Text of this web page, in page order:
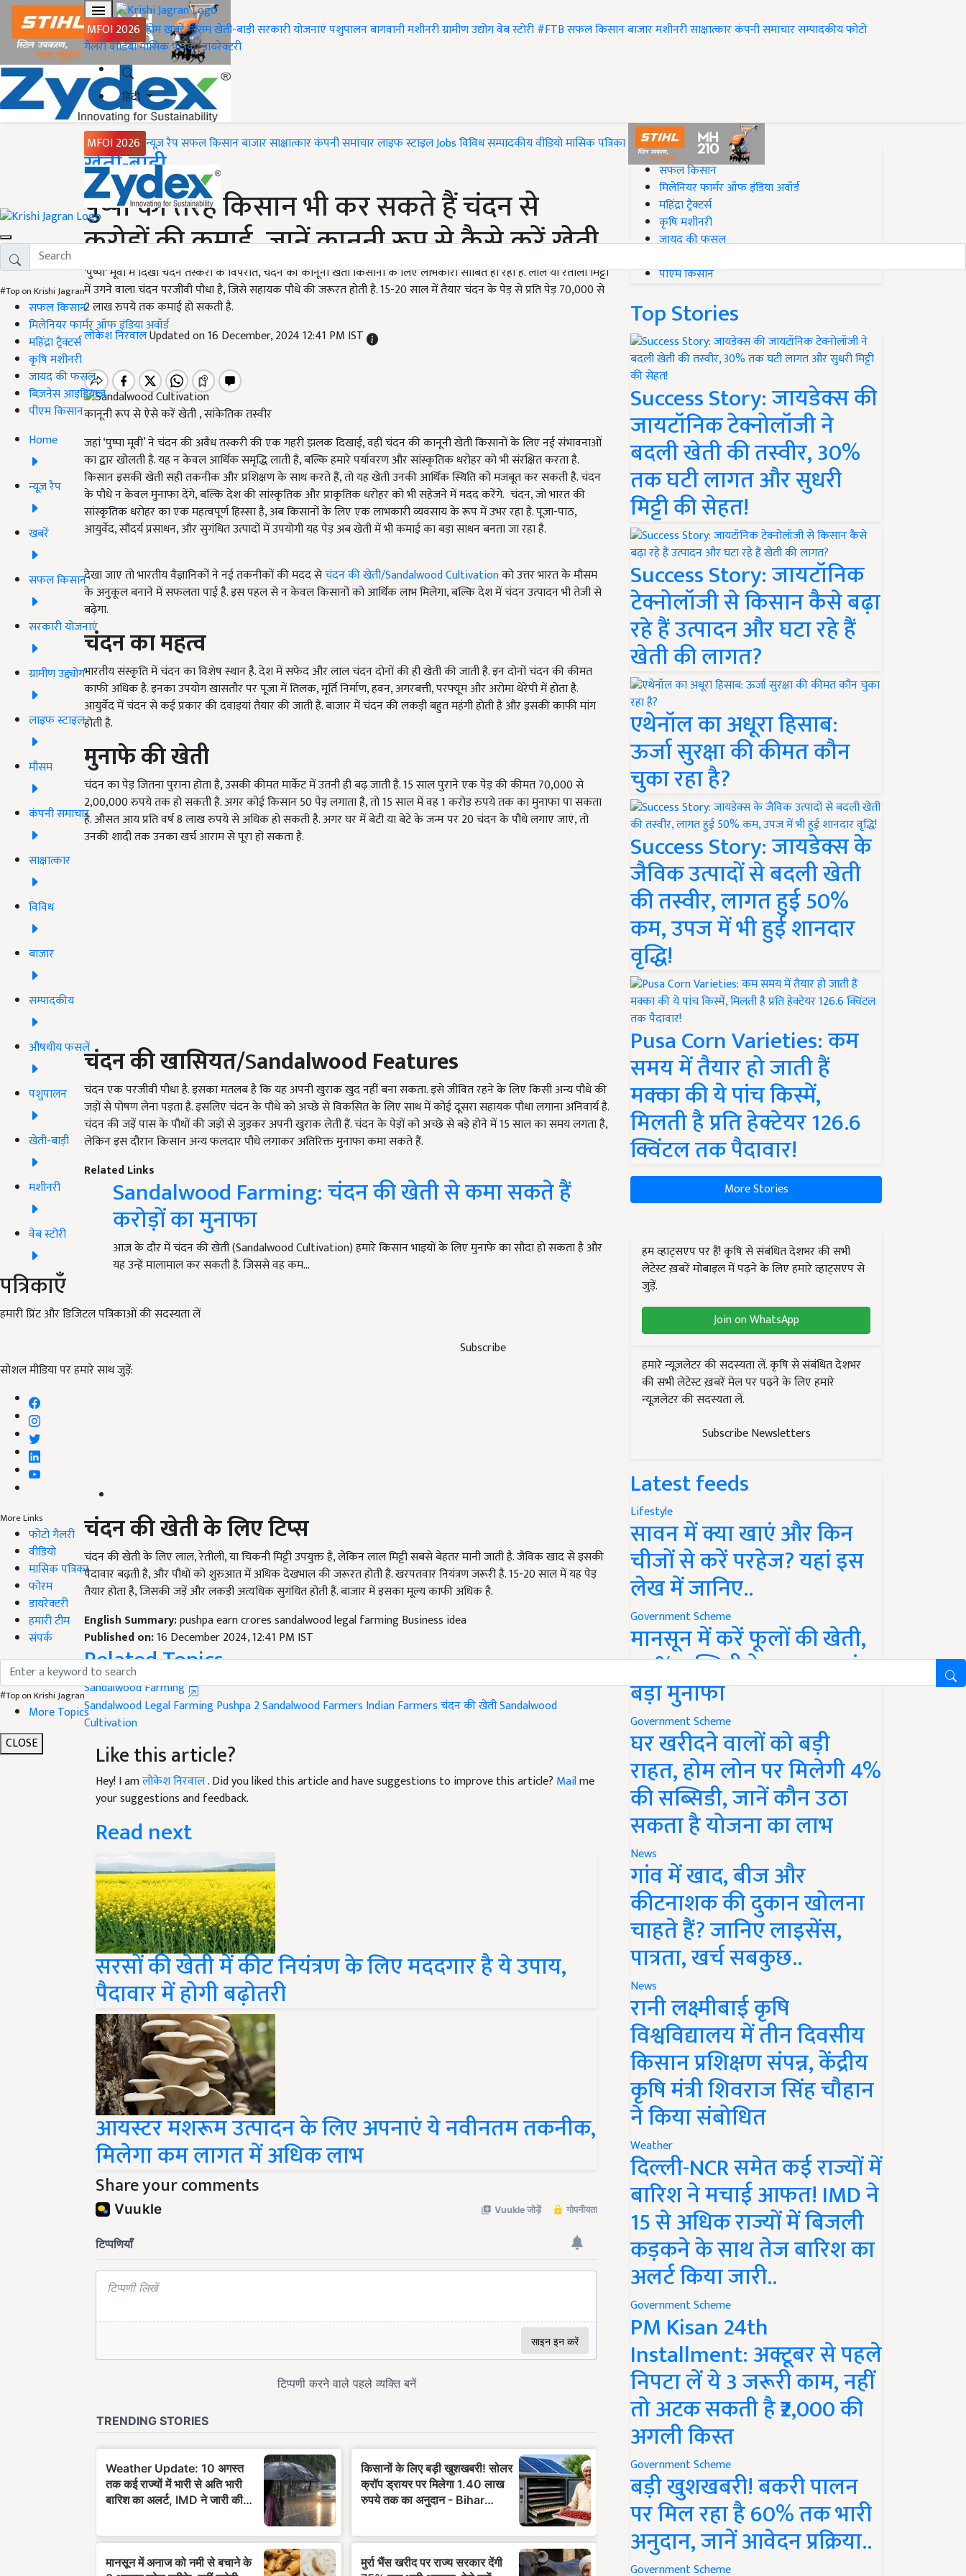
MFOI 2026 होमख़बरेंमौसमखेती-बाड़ीसरकारी योजनाएंपशुपालनबागवानीमशीनरीग्रामीण उद्योगवेब स्टोरी#FTBसफल किसानबाजारमशीनरीसाक्षात्कारकंपनी समाचारसम्पादकीयफोटो
गैलरीवीडियोमासिक पत्रिकाडायरेक्टरी
हिंदी
MFOI 2026 न्यूज़ रैपसफल किसानबाजारसाक्षात्कारकंपनी समाचारलाइफ स्टाइलJobsविविधसम्पादकीयवीडियोमासिक पत्रिका
#Top on Krishi Jagran
सफल किसान
मिलेनियर फार्मर ऑफ इंडिया अवॉर्ड
महिंद्रा ट्रैक्टर्स
कृषि मशीनरी
जायद की फसल
बिज़नेस आइडियाज
पीएम किसान
Home
न्यूज़ रैप
खबरें
सफल किसान
सरकारी योजनाएं
ग्रामीण उद्द्योग
लाइफ स्टाइल
मौसम
कंपनी समाचार
साक्षात्कार
विविध
बाजार
सम्पादकीय
औषधीय फसलें
पशुपालन
खेती-बाड़ी
मशीनरी
वेब स्टोरी
पत्रिकाएँ
हमारी प्रिंट और डिजिटल पत्रिकाओं की सदस्यता लें
Subscribe
सोशल मीडिया पर हमारे साथ जुड़ें:
More Links
फोटो गैलरी
वीडियो
मासिक पत्रिका
फोरम
डायरेक्टरी
हमारी टीम
संपर्क
#Top on Krishi Jagran
More Topics
CLOSE
Home
खेती-बाड़ी
पुष्पा की तरह किसान भी कर सकते हैं चंदन से
करोड़ों की कमाई, जानें कानूनी रूप से कैसे करें खेती
'पुष्पा' मूवी में दिखी चंदन तस्करी के विपरीत, चंदन की कानूनी खेती किसानों के लिए लाभकारी साबित हो रही है. लाल या रेतीली मिट्टी
में उगने वाला चंदन परजीवी पौधा है, जिसे सहायक पौधे की जरूरत होती है. 15-20 साल में तैयार चंदन के पेड़ से प्रति पेड़ 70,000 से
2 लाख रुपये तक कमाई हो सकती है.
लोकेश निरवालUpdated on 16 December, 2024 12:41 PM IST
कानूनी रूप से ऐसे करें खेती , सांकेतिक तस्वीर
जहां ‘पुष्पा मूवी’ ने चंदन की अवैध तस्करी की एक गहरी झलक दिखाई, वहीं चंदन की कानूनी खेती किसानों के लिए नई संभावनाओं
का द्वार खोलती है. यह न केवल आर्थिक समृद्धि लाती है, बल्कि हमारे पर्यावरण और सांस्कृतिक धरोहर को भी संरक्षित करता है.
किसान इसकी खेती सही तकनीक और प्रशिक्षण के साथ करते हैं, तो यह खेती उनकी आर्थिक स्थिति को मजबूत कर सकती है. चंदन
के पौधे न केवल मुनाफा देंगे, बल्कि देश की सांस्कृतिक और प्राकृतिक धरोहर को भी सहेजने में मदद करेंगे. चंदन, जो भारत की
सांस्कृतिक धरोहर का एक महत्वपूर्ण हिस्सा है, अब किसानों के लिए एक लाभकारी व्यवसाय के रूप में उभर रहा है. पूजा-पाठ,
आयुर्वेद, सौंदर्य प्रसाधन, और सुगंधित उत्पादों में उपयोगी यह पेड़ अब खेती में भी कमाई का बड़ा साधन बनता जा रहा है.
देखा जाए तो भारतीय वैज्ञानिकों ने नई तकनीकों की मदद सेचंदन की खेती/Sandalwood Cultivationको उत्तर भारत के मौसम
के अनुकूल बनाने में सफलता पाई है. इस पहल से न केवल किसानों को आर्थिक लाभ मिलेगा, बल्कि देश में चंदन उत्पादन भी तेजी से
बढ़ेगा.
चंदन का महत्व
भारतीय संस्कृति में चंदन का विशेष स्थान है. देश में सफेद और लाल चंदन दोनों की ही खेती की जाती है. इन दोनों चंदन की कीमत
काफी अधिक है. इनका उपयोग खासतौर पर पूजा में तिलक, मूर्ति निर्माण, हवन, अगरबत्ती, परफ्यूम और अरोमा थेरेपी में होता है.
आयुर्वेद में चंदन से कई प्रकार की दवाइयां तैयार की जाती हैं. बाजार में चंदन की लकड़ी बहुत महंगी होती है और इसकी काफी मांग
होती है.
मुनाफे की खेती
चंदन का पेड़ जितना पुराना होता है, उसकी कीमत मार्केट में उतनी ही बढ़ जाती है. 15 साल पुराने एक पेड़ की कीमत 70,000 से
2,00,000 रुपये तक हो सकती है. अगर कोई किसान 50 पेड़ लगाता है, तो 15 साल में वह 1 करोड़ रुपये तक का मुनाफा पा सकता
है. औसत आय प्रति वर्ष 8 लाख रुपये से अधिक हो सकती है. अगर घर में बेटी या बेटे के जन्म पर 20 चंदन के पौधे लगाए जाएं, तो
उनकी शादी तक उनका खर्च आराम से पूरा हो सकता है.
चंदन की खासियत/Sandalwood Features
चंदन एक परजीवी पौधा है. इसका मतलब है कि यह अपनी खुराक खुद नहीं बना सकता. इसे जीवित रहने के लिए किसी अन्य पौधे की
जड़ों से पोषण लेना पड़ता है. इसलिए चंदन के पौधे को अच्छे से विकसित के लिए साथ में कोई दूसरा सहायक पौधा लगाना अनिवार्य है.
चंदन की जड़ें पास के पौधों की जड़ों से जुड़कर अपनी खुराक लेती हैं. चंदन के पेड़ों को अच्छे से बड़े होने में 15 साल का समय लगता है,
लेकिन इस दौरान किसान अन्य फलदार पौधे लगाकर अतिरिक्त मुनाफा कमा सकते हैं.
Related Links
Sandalwood Farming: चंदन की खेती से कमा सकते हैं
करोड़ों का मुनाफा
आज के दौर में चंदन की खेती (Sandalwood Cultivation) हमारे किसान भाइयों के लिए मुनाफे का सौदा हो सकता है और
यह उन्हें मालामाल कर सकती है. जिससे वह कम…
चंदन की खेती के लिए टिप्स
चंदन की खेती के लिए लाल, रेतीली, या चिकनी मिट्टी उपयुक्त है, लेकिन लाल मिट्टी सबसे बेहतर मानी जाती है. जैविक खाद से इसकी
पैदावार बढ़ती है, और पौधों को शुरुआत में अधिक देखभाल की जरूरत होती है. खरपतवार नियंत्रण जरूरी है. 15-20 साल में यह पेड़
तैयार होता है, जिसकी जड़ें और लकड़ी अत्यधिक सुगंधित होती हैं. बाजार में इसका मूल्य काफी अधिक है.
English Summary:pushpa earn crores sandalwood legal farming Business idea
Published on:16 December 2024, 12:41 PM IST
Related Topics
Sandalwood Farming
Sandalwood Legal FarmingPushpa 2Sandalwood Farmers Indian Farmersचंदन की खेतीSandalwood
Cultivation
Like this article?
Hey! I amलोकेश निरवाल. Did you liked this article and have suggestions to improve this article? Mailme
your suggestions and feedback.
Read next
सरसों की खेती में कीट नियंत्रण के लिए मददगार है ये उपाय,
पैदावार में होगी बढ़ोतरी
आयस्टर मशरूम उत्पादन के लिए अपनाएं ये नवीनतम तकनीक,
मिलेगा कम लागत में अधिक लाभ
Share your comments
#Top on Krishi Jagran
सफल किसान
मिलेनियर फार्मर ऑफ इंडिया अवॉर्ड
महिंद्रा ट्रैक्टर्स
कृषि मशीनरी
जायद की फसल
पीएम किसान
Top Stories
Success Story: जायडेक्स की
जायटॉनिक टेक्नोलॉजी ने
बदली खेती की तस्वीर, 30%
तक घटी लागत और सुधरी
मिट्टी की सेहत!
Success Story: जायटॉनिक
टेक्नोलॉजी से किसान कैसे बढ़ा
रहे हैं उत्पादन और घटा रहे हैं
खेती की लागत?
एथेनॉल का अधूरा हिसाब:
ऊर्जा सुरक्षा की कीमत कौन
चुका रहा है?
Success Story: जायडेक्स के
जैविक उत्पादों से बदली खेती
की तस्वीर, लागत हुई 50%
कम, उपज में भी हुई शानदार
वृद्धि!
Pusa Corn Varieties: कम
समय में तैयार हो जाती हैं
मक्का की ये पांच किस्में,
मिलती है प्रति हेक्टेयर 126.6
क्विंटल तक पैदावार!
More Stories
हम व्हाट्सएप पर हैं! कृषि से संबंधित देशभर की सभी
लेटेस्ट ख़बरें मोबाइल में पढ़ने के लिए हमारे व्हाट्सएप से
जुड़ें.
Join on WhatsApp
हमारे न्यूज़लेटर की सदस्यता लें. कृषि से संबंधित देशभर
की सभी लेटेस्ट ख़बरें मेल पर पढ़ने के लिए हमारे
न्यूज़लेटर की सदस्यता लें.
Subscribe Newsletters
Latest feeds
Lifestyle
सावन में क्या खाएं और किन
चीजों से करें परहेज? यहां इस
लेख में जानिए..
Government Scheme
मानसून में करें फूलों की खेती,
50% सब्सिडी के साथ कमाएं
बड़ा मुनाफा
Government Scheme
घर खरीदने वालों को बड़ी
राहत, होम लोन पर मिलेगी 4%
की सब्सिडी, जानें कौन उठा
सकता है योजना का लाभ
News
गांव में खाद, बीज और
कीटनाशक की दुकान खोलना
चाहते हैं? जानिए लाइसेंस,
पात्रता, खर्च सबकुछ..
News
रानी लक्ष्मीबाई कृषि
विश्वविद्यालय में तीन दिवसीय
किसान प्रशिक्षण संपन्न, केंद्रीय
कृषि मंत्री शिवराज सिंह चौहान
ने किया संबोधित
Weather
दिल्ली-NCR समेत कई राज्यों में
बारिश ने मचाई आफत! IMD ने
15 से अधिक राज्यों में बिजली
कड़कने के साथ तेज बारिश का
अलर्ट किया जारी..
Government Scheme
PM Kisan 24th
Installment: अक्टूबर से पहले
निपटा लें ये 3 जरूरी काम, नहीं
तो अटक सकती है ₹2,000 की
अगली किस्त
Government Scheme
बड़ी खुशखबरी! बकरी पालन
पर मिल रहा है 60% तक भारी
अनुदान, जानें आवेदन प्रक्रिया..
Government Scheme